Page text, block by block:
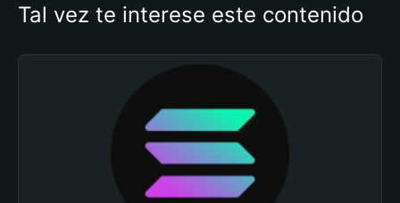
Tal vez te interese este contenido